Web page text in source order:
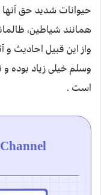
حیوانات شدید حق
همانند شیاطین،
واز این قبیل احادیث و
وسلم خیلی زیاد بوده
است .